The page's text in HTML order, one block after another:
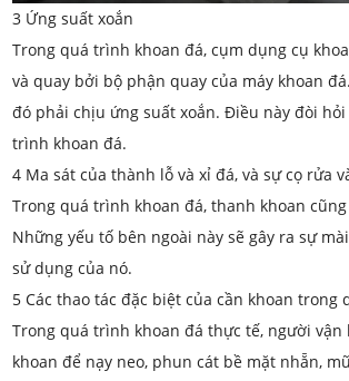
3 Ứng suất xoắn
Trong quá trình khoan đá, cụm dụng cụ
và quay bởi bộ phận quay của máy khoan
đó phải chịu ứng suất xoắn. ​​Điều này đòi
trình khoan đá.
4 Ma sát của thành lỗ và xỉ đá, và sự cọ rửa
Trong quá trình khoan đá, thanh khoan
Những yếu tố bên ngoài này sẽ gây ra sự
sử dụng của nó.
5 Các thao tác đặc biệt của cần khoan trong
Trong quá trình khoan đá thực tế, người
khoan để nạy neo, phun cát bề mặt nhẵn,